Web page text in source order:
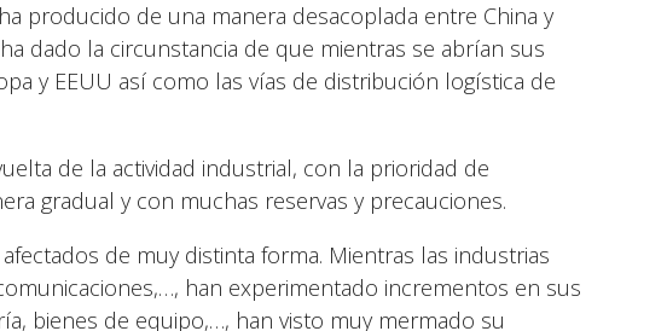
producido de una manera desacoplada entre China y
dado la circunstancia de que mientras se abrían sus
y EEUU así como las vías de distribución logística de
de la actividad industrial, con la prioridad de
gradual y con muchas reservas y precauciones.
de muy distinta forma. Mientras las industrias
han experimentado incrementos en sus
bienes de equipo,…, han visto muy mermado su